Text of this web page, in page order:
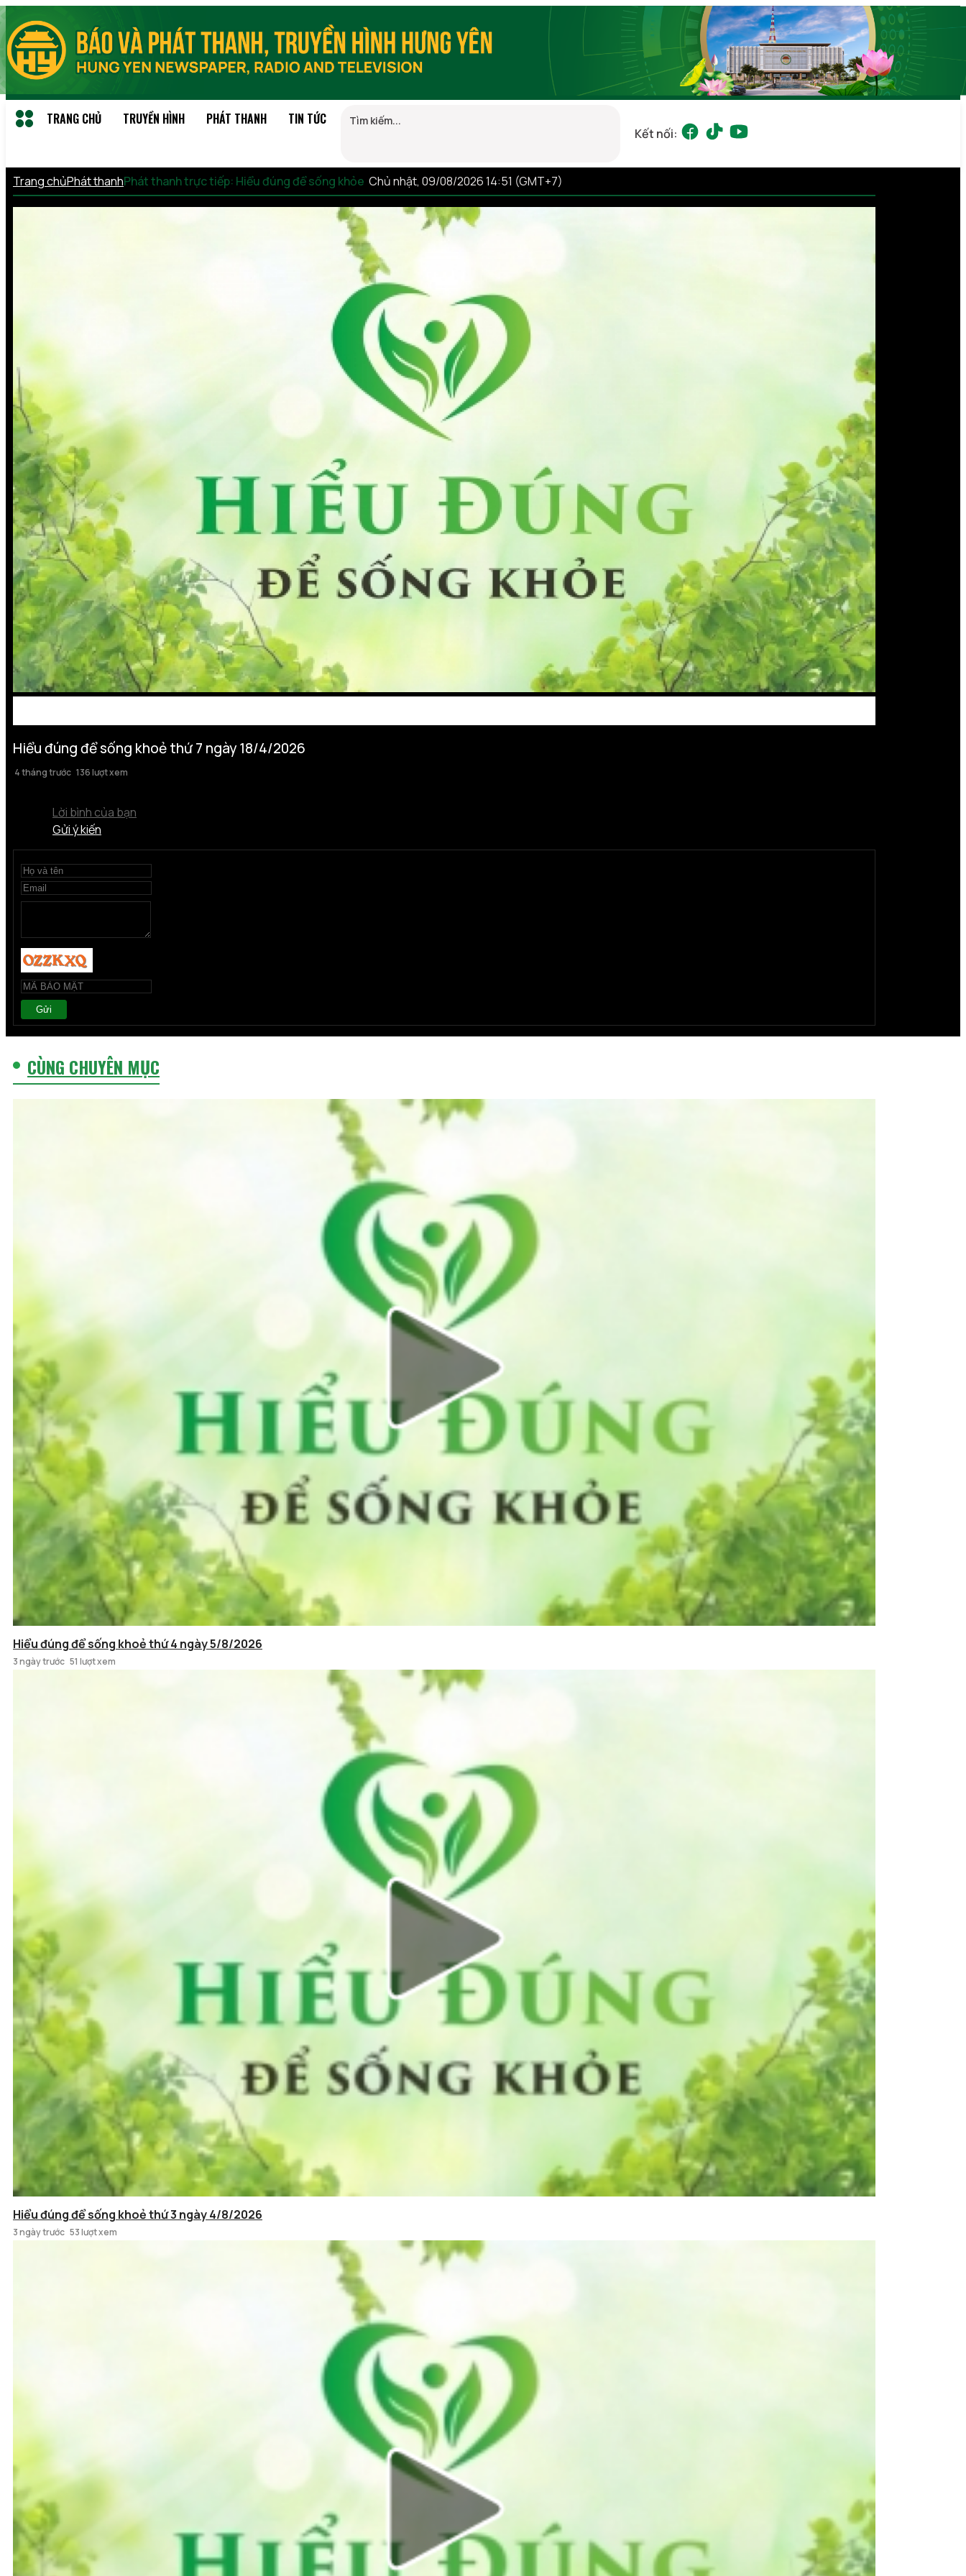
TRANG CHỦ TRUYỀN HÌNH PHÁT THANH TIN TỨC
Kết nối:
Trang chủPhát thanhPhát thanh trực tiếp: Hiểu đúng để sống khỏe Chủ nhật, 09/08/2026 14:51 (GMT+7)
Hiểu đúng để sống khoẻ thứ 7 ngày 18/4/2026
4 tháng trước 136 lượt xem
Lời bình của bạn
Gửi ý kiến
Gửi
CÙNG CHUYÊN MỤC
Hiểu đúng để sống khoẻ thứ 4 ngày 5/8/2026
3 ngày trước 51 lượt xem
Hiểu đúng để sống khoẻ thứ 3 ngày 4/8/2026
3 ngày trước 53 lượt xem